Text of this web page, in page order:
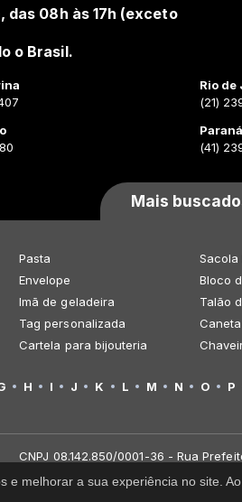
08h às 17h (exceto
o Brasil.
Rio de
(21)
Paraná
(41)
Mais
Pasta
Envelope
Imã de geladeira
Tag personalizada
Cartela para bijouteria
Sacola
Bloco
Talão
Caneta
H I J K L M N O P
CNPJ 08.142.850/0001-36 - Rua
e melhorar a sua experiência no site.